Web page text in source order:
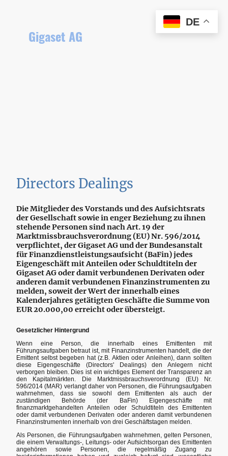
Gigaset AG
Directors Dealings
Die Mitglieder des Vorstands und des Aufsichtsrats
der Gesellschaft sowie in enger Beziehung zu ihnen
stehende Personen sind nach Art. 19 der
Marktmissbrauchsverordnung (EU) Nr. 596/2014
verpflichtet, der Gigaset AG und der Bundesanstalt
für Finanzdienstleistungsaufsicht (BaFin) jedes
Eigengeschäft mit Anteilen oder Schuldtiteln der
Gigaset AG oder damit verbundenen Derivaten oder
anderen damit verbundenen Finanzinstrumenten zu
melden, soweit der Wert der innerhalb eines
Kalenderjahres getätigten Geschäfte die Summe von
EUR 20.000,00 erreicht oder übersteigt.
Gesetzlicher Hintergrund
Wenn eine Person, die innerhalb eines Emittenten mit
Führungsaufgaben betraut ist, mit Finanzinstrumenten handelt, die der
Emittent selbst begeben hat (z.B. Aktien oder Anleihen), dann sollten
diese Eigengeschäfte (Directors' Dealings) den Anlegern nicht
verborgen bleiben. Dies ist ein wichtiges Element der Transparenz an
den Kapitalmärkten. Die Marktmissbrauchsverordnung (EU) Nr.
596/2014 (MAR) verlangt daher von Personen, die Führungsaufgaben
wahrnehmen, dass sie sowohl dem Emittenten als auch der
zuständigen Behörde (der BaFin) Eigengeschäfte mit
finanzmarktgehandelten Anteilen oder Schuldtiteln des Emittenten
oder damit verbundenen Derivaten oder anderen damit verbundenen
Finanzinstrumenten innerhalb von drei Geschäftstagen melden.
Als Personen, die Führungsaufgaben wahrnehmen, gelten Personen,
die einem Verwaltungs-, Leitungs- oder Aufsichtsorgan des Emittenten
angehören sowie Personen, die regelmäßig Zugang zu
DE